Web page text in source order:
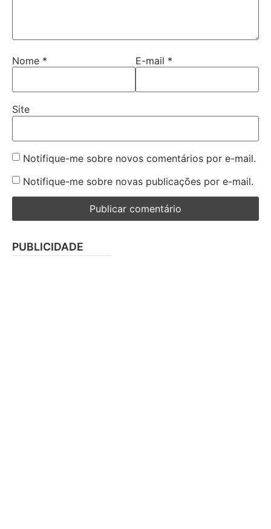
Nome * E-mail *
Site
Notifique-me sobre novos comentários por e-mail.
Notifique-me sobre novas publicações por e-mail.
PUBLICIDADE